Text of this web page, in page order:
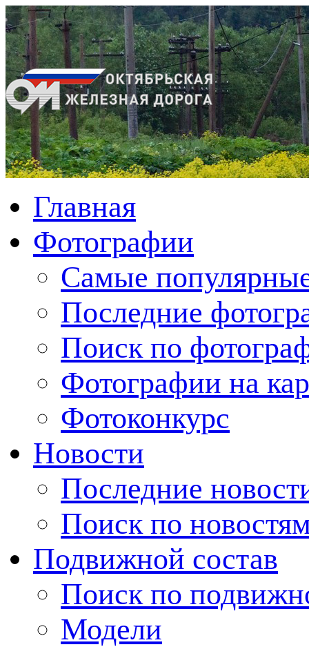
Главная
Фотографии
Cамые
Последние
Поиск по
Фотографии на
Фотоконкурс
Новости
Последние
Поиск по
Подвижной состав
Поиск по
Модели